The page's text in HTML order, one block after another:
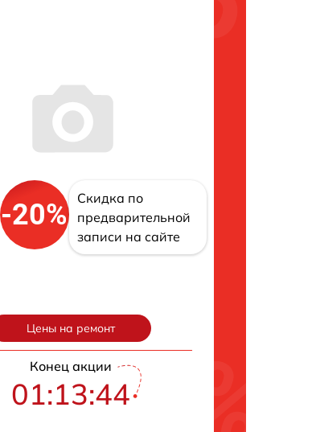
-20%
Скидка по
предварительной
записи на сайте
Цены на ремонт
Конец акции
01:13:43